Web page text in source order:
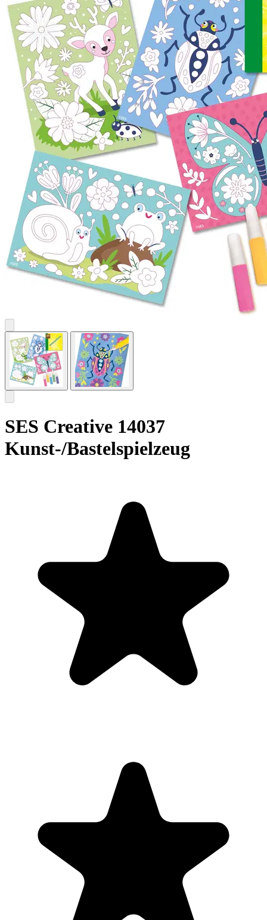
SES Creative 14037
Kunst-/Bastelspielzeug